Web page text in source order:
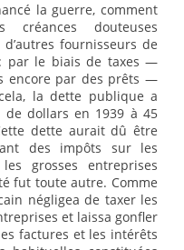
la guerre, comment
douteuses
fournisseurs de
par le biais de taxes —
encore par des prêts —
la dette publique a
dollars en 1939 à 45
dette aurait dû être
des impôts sur les
grosses entreprises
fut toute autre. Comme
négligea de taxer les
et laissa gonfler
factures et les intérêts